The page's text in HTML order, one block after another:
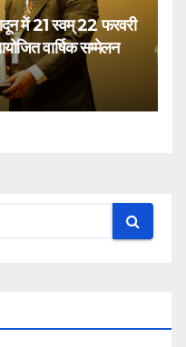
में 21 स्वम् 22 फरवरी
वार्षिक सम्मेलन